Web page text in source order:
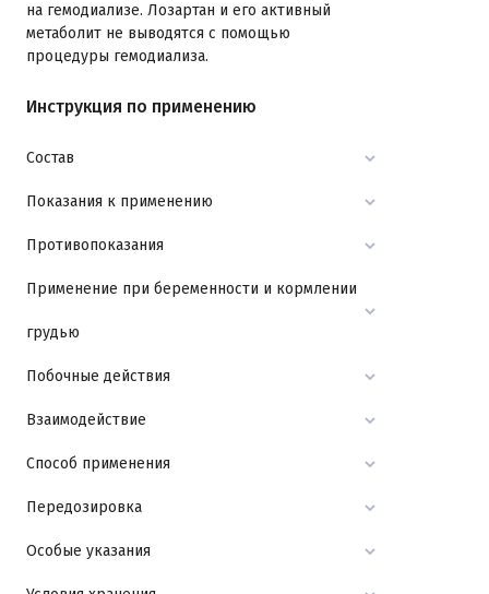
на гемодиализе. Лозартан и его активный
метаболит не выводятся с помощью
процедуры гемодиализа.
Инструкция по применению
Состав
Показания к применению
Противопоказания
Применение при беременности и кормлении
грудью
Побочные действия
Взаимодействие
Способ применения
Передозировка
Особые указания